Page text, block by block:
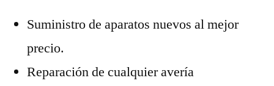
Suministro de aparatos nuevos al mejor
precio.
Reparación de cualquier avería